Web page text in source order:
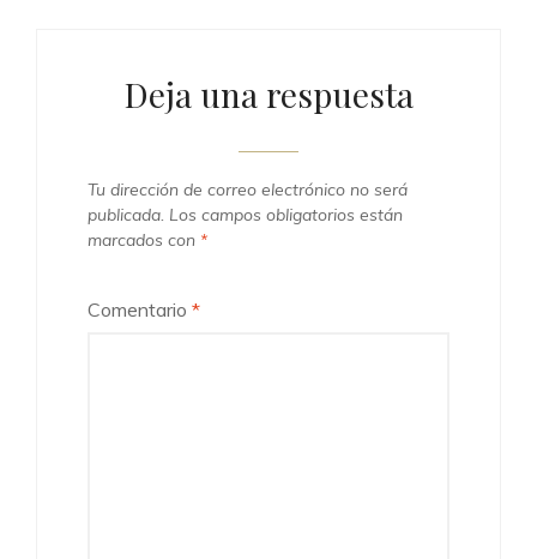
Deja una respuesta
Tu dirección de correo electrónico no será
publicada. Los campos obligatorios están
marcados con *
Comentario *